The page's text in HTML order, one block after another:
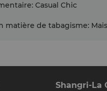
: Casual Chic
matière de tabagisme:
Shangri-La